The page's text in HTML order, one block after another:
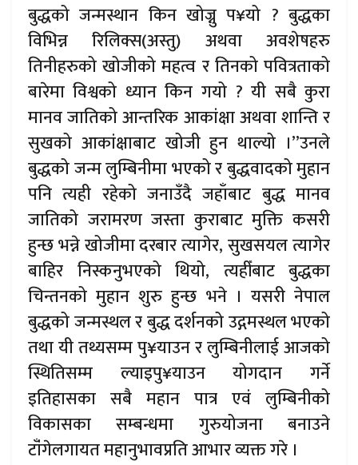
बुद्धको जन्मस्थान किन खोज्नु प¥यो ? बुद्धका
विभिन्न रिलिक्स(अस्तु) अथवा अवशेषहरु
तिनीहरुको खोजीको महत्व र तिनको पवित्रताको
बारेमा विश्वको ध्यान किन गयो ? यी सबै कुरा
मानव जातिको आन्तरिक आकांक्षा अथवा शान्ति र
सुखको आकांक्षाबाट खोजी हुन थाल्यो ।’’उनले
बुद्धको जन्म लुम्बिनीमा भएको र बुद्धवादको मुहान
पनि त्यही रहेको जनाउँदै जहाँबाट बुद्ध मानव
जातिको जरामरण जस्ता कुराबाट मुक्ति कसरी
हुन्छ भन्ने खोजीमा दरबार त्यागेर, सुखसयल त्यागेर
बाहिर निस्कनुभएको थियो, त्यहीँबाट बुद्धका
चिन्तनको मुहान शुरु हुन्छ भने । यसरी नेपाल
बुद्धको जन्मस्थल र बुद्ध दर्शनको उद्गमस्थल भएको
तथा यी तथ्यसम्म पु¥याउन र लुम्बिनीलाई आजको
स्थितिसम्म ल्याइपु¥याउन योगदान गर्ने
इतिहासका सबै महान पात्र एवं लुम्बिनीको
विकासका सम्बन्धमा गुरुयोजना बनाउने
टाँंगेलगायत महानुभावप्रति आभार व्यक्त गरे ।